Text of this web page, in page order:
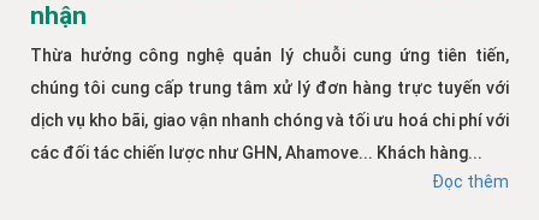
nhận
Thừa hưởng công nghệ quản lý chuỗi cung ứng tiên tiến,
chúng tôi cung cấp trung tâm xử lý đơn hàng trực tuyến với
dịch vụ kho bãi, giao vận nhanh chóng và tối ưu hoá chi phí với
các đối tác chiến lược như GHN, Ahamove... Khách hàng...
Đọc thêm